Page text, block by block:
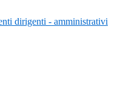
dirigenti - amministrativi